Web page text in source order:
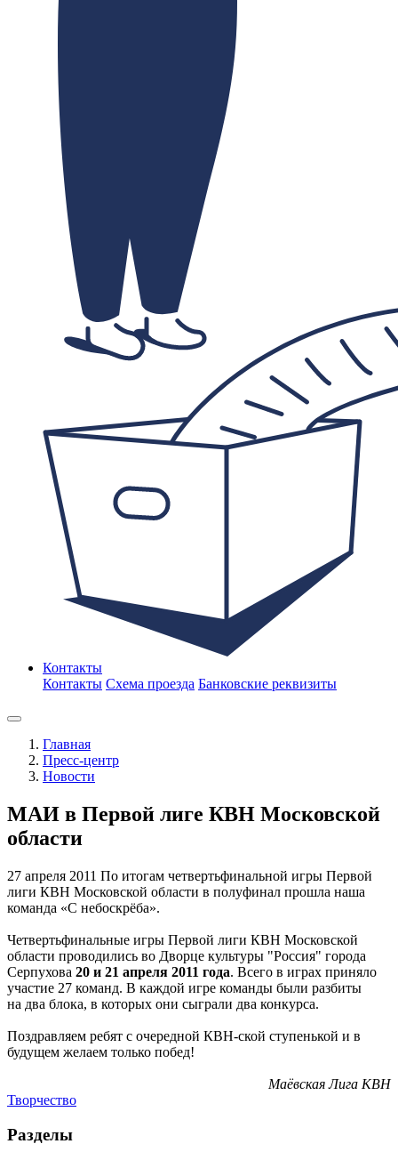
Контакты
Контакты Схема проезда Банковские реквизиты
Главная
Пресс-центр
Новости
МАИ в Первой лиге КВН Московской
области
27 апреля 2011 По итогам четвертьфинальной игры Первой
лиги КВН Московской области в полуфинал прошла наша
команда «С небоскрёба».
Четвертьфинальные игры Первой лиги КВН Московской
области проводились во Дворце культуры "Россия" города
Серпухова 20 и 21 апреля 2011 года. Всего в играх приняло
участие 27 команд. В каждой игре команды были разбиты
на два блока, в которых они сыграли два конкурса.
Поздравляем ребят с очередной КВН-ской ступенькой и в
будущем желаем только побед!
Маёвская Лига КВН
Творчество
Разделы